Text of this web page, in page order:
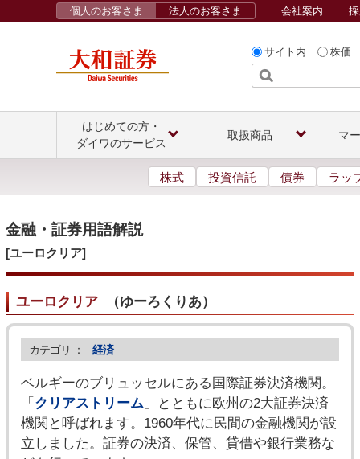
サイト内 株価
個人のお客さま 法人のお客さま 会社案内
はじめての方・
ダイワのサービス
取扱商品 マ
株式 投資信託 債券 ラッ
金融・証券用語解説
[ユーロクリア]
ユーロクリア（ゆーろくりあ）
カテゴリ ： 経済
ベルギーのブリュッセルにある国際証券決済機関。
「 クリアストリーム」とともに欧州の2大証券決済
機関と呼ばれます。1960年代に民間の金融機関が設
立しました。証券の決済、保管、貸借や銀行業務な